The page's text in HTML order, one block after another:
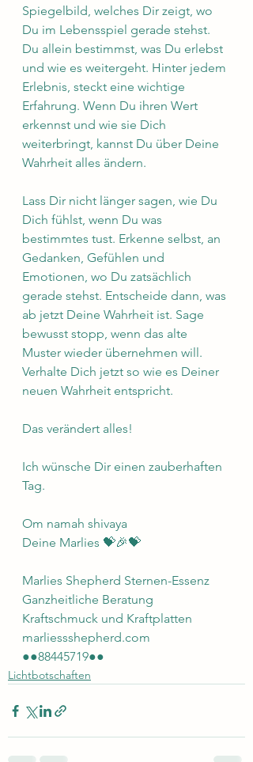
Spiegelbild, welches Dir zeigt, wo
Du im Lebensspiel gerade stehst.
Du allein bestimmst, was Du erlebst
und wie es weitergeht. Hinter jedem
Erlebnis, steckt eine wichtige
Erfahrung. Wenn Du ihren Wert
erkennst und wie sie Dich
weiterbringt, kannst Du über Deine
Wahrheit alles ändern.
Lass Dir nicht länger sagen, wie Du
Dich fühlst, wenn Du was
bestimmtes tust. Erkenne selbst, an
Gedanken, Gefühlen und
Emotionen, wo Du zatsächlich
gerade stehst. Entscheide dann, was
ab jetzt Deine Wahrheit ist. Sage
bewusst stopp, wenn das alte
Muster wieder übernehmen will.
Verhalte Dich jetzt so wie es Deiner
neuen Wahrheit entspricht.
Das verändert alles!
Ich wünsche Dir einen zauberhaften
Tag.
Om namah shivaya
Deine Marlies 💝🎉💝
Marlies Shepherd Sternen-Essenz
Ganzheitliche Beratung
Kraftschmuck und Kraftplatten
marliessshepherd.com
●●88445719●●
Lichtbotschaften